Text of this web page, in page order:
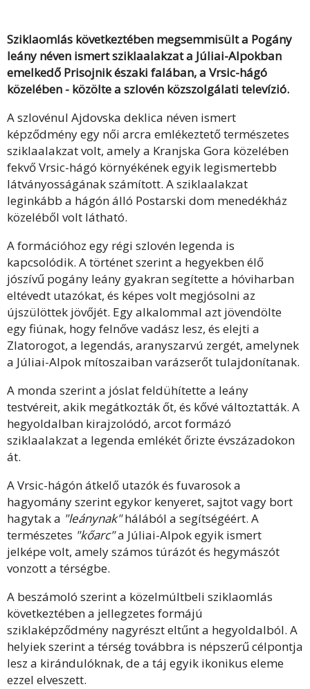
Sziklaomlás következtében megsemmisült a Pogány
leány néven ismert sziklaalakzat a Júliai-Alpokban
emelkedő Prisojnik északi falában, a Vrsic-hágó
közelében - közölte a szlovén közszolgálati televízió.
A szlovénul Ajdovska deklica néven ismert
képződmény egy női arcra emlékeztető természetes
sziklaalakzat volt, amely a Kranjska Gora közelében
fekvő Vrsic-hágó környékének egyik legismertebb
látványosságának számított. A sziklaalakzat
leginkább a hágón álló Postarski dom menedékház
közeléből volt látható.
A formációhoz egy régi szlovén legenda is
kapcsolódik. A történet szerint a hegyekben élő
jószívű pogány leány gyakran segítette a hóviharban
eltévedt utazókat, és képes volt megjósolni az
újszülöttek jövőjét. Egy alkalommal azt jövendölte
egy fiúnak, hogy felnőve vadász lesz, és elejti a
Zlatorogot, a legendás, aranyszarvú zergét, amelynek
a Júliai-Alpok mítoszaiban varázserőt tulajdonítanak.
A monda szerint a jóslat feldühítette a leány
testvéreit, akik megátkozták őt, és kővé változtatták. A
hegyoldalban kirajzolódó, arcot formázó
sziklaalakzat a legenda emlékét őrizte évszázadokon
át.
A Vrsic-hágón átkelő utazók és fuvarosok a
hagyomány szerint egykor kenyeret, sajtot vagy bort
hagytak a "leánynak"hálából a segítségéért. A
természetes "kőarc"a Júliai-Alpok egyik ismert
jelképe volt, amely számos túrázót és hegymászót
vonzott a térségbe.
A beszámoló szerint a közelmúltbeli sziklaomlás
következtében a jellegzetes formájú
sziklaképződmény nagyrészt eltűnt a hegyoldalból. A
helyiek szerint a térség továbbra is népszerű célpontja
lesz a kirándulóknak, de a táj egyik ikonikus eleme
ezzel elveszett.